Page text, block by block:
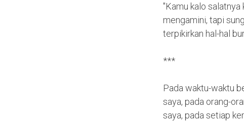
"Kamu kalo
mengamini, tapi
terpikirkan hal-hal
***
Pada waktu-waktu
saya, pada orang-
saya, pada setiap